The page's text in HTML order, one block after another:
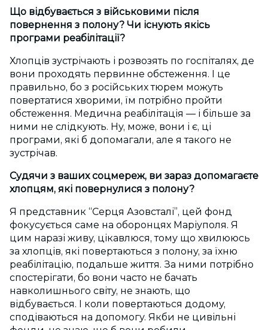
Що відбувається з військовими після
повернення з полону? Чи існують якісь
програми реабілітації?
Хлопців зустрічають і розвозять по госпіталях, де
вони проходять первинне обстеження. І це
правильно, бо з російських тюрем можуть
повертатися хворими, їм потрібно пройти
обстеження. Медична реабілітація — і більше за
ними не слідкують. Ну, може, вони і є, ці
програми, які б допомагали, але я такого не
зустрічав.
Судячи з ваших соцмереж, ви зараз допомагаєте
хлопцям, які повернулися з полону?
Я представник “Серця Азовсталі”, цей фонд
фокусується саме на оборонцях Маріуполя. Я
цим наразі живу, цікавлюся, тому що хвилююсь
за хлопців, які повертаються з полону, за їхню
реабілітацію, подальше життя. За ними потрібно
спостерігати, бо вони часто не бачать
навколишнього світу, не знають, що
відбувається. І коли повертаються додому,
сподіваються на допомогу. Якби не цивільні